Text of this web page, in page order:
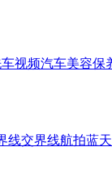
视频汽车美容保
线交界线航拍蓝